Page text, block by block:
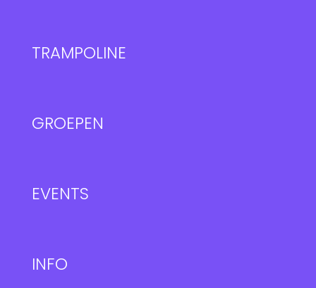
TRAMPOLINE
GROEPEN
EVENTS
INFO